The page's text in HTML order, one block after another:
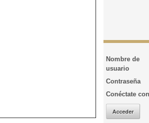
Nombre de
usuario
Contraseña
Conéctate